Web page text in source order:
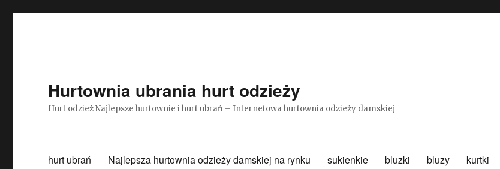
Hurtownia ubrania hurt odzieży
Hurt odzież Najlepsze hurtownie i hurt ubrań – Internetowa hurtownia odzieży damskiej
hurt ubrań Najlepsza hurtownia odzieży damskiej na rynku sukienkie bluzki bluzy kurtki